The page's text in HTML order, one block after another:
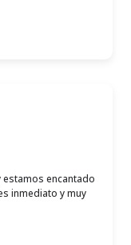
estamos encantado
inmediato y muy